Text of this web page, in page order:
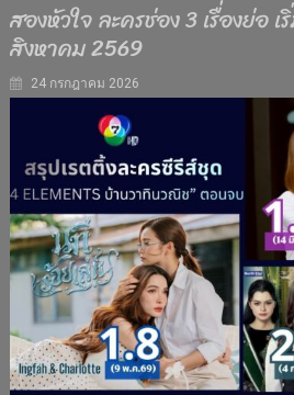
สองหัวใจ ละครช่อง 3 เรื่องย่อ
สิงหาคม 2569
24 กรกฎาคม 2026